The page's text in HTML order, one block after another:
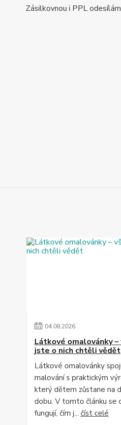
Zásilkovnou i PPL
04.08.2026
Látkové omalovánky –
jste o nich chtěli vědět
Látkové omalovánky
malování s praktickým
který dětem zůstane na
dobu. V tomto článku se
fungují, čím j... číst celé